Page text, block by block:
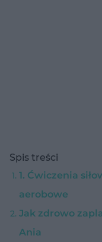
Spis treści
1. Ćwiczenia
aerobowe
Jak zdrowo
Ania